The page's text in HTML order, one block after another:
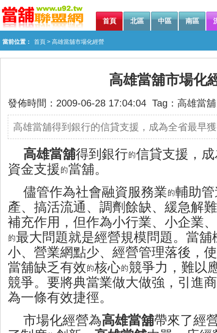
首頁 北區 中區 南區
當前位置： 首頁 > 高雄當舖市場化經營
高雄當舖市場化
發佈時間：2009-06-28 17:04:04 Tag： 高雄當舖
高雄當舖得到銀行的信貸支援，成為全省最早
高雄當舖得到銀行 信貸支援，
資金支援
當舖。
儘管作為社會融資服務業 輔助
產、搞活流通、調劑餘缺、緩急解
補充作用，但作為小行業、小企業
最大問題就是經營規模問題。當
小、營業網點少、經營管理落後，
當舖缺乏有效 核心 競爭力，難以
競爭。要將典當業做大做強，引進
為一條有效捷徑。
市場化經營為高雄當舖帶來了經